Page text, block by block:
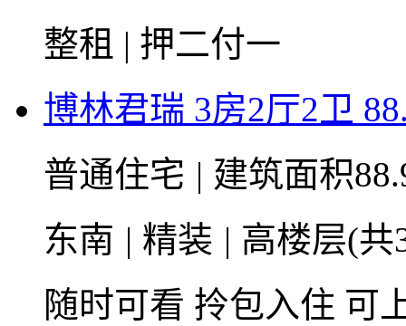
整租 | 押二付一
博林君瑞 3房2厅2卫
普通住宅 | 建筑面积
东南 | 精装 | 高楼层(
随时可看 拎包入住 可